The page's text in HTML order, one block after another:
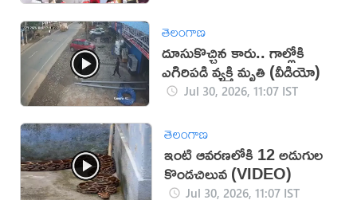
తెలంగాణ
దూసుకొచ్చిన కారు.. గాల్లోకి
ఎగిరిపడి వ్యక్తి మృతి (వీడియో)
Jul 30, 2026, 11:07 IST
తెలంగాణ
ఇంటి ఆవరణలోకి 12 అడుగుల
కొండచిలువ (VIDEO)
Jul 30, 2026, 11:07 IST